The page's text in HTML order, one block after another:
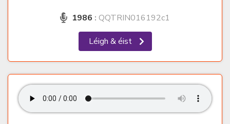
1986 : QQTRIN016192c1
Léigh & éist